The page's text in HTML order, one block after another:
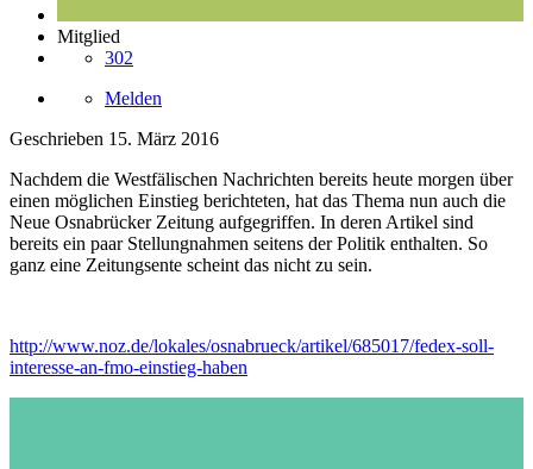
Mitglied
302
Melden
Geschrieben 15. März 2016
Nachdem die Westfälischen Nachrichten bereits heute morgen über
einen möglichen Einstieg berichteten, hat das Thema nun auch die
Neue Osnabrücker Zeitung aufgegriffen. In deren Artikel sind
bereits ein paar Stellungnahmen seitens der Politik enthalten. So
ganz eine Zeitungsente scheint das nicht zu sein.
http://www.noz.de/lokales/osnabrueck/artikel/685017/fedex-soll-
interesse-an-fmo-einstieg-haben